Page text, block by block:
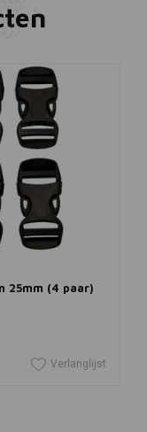
25mm (4 paar)
Verlanglijst